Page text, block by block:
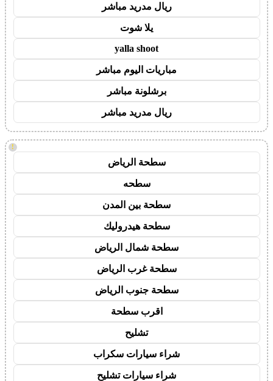
ريال مدريد مباشر
يلا شوت
yalla shoot
مباريات اليوم مباشر
برشلونة مباشر
ريال مدريد مباشر
!
سطحة الرياض
سطحه
سطحة بين المدن
سطحة هيدروليك
سطحة شمال الرياض
سطحة غرب الرياض
سطحة جنوب الرياض
اقرب سطحة
تشليح
شراء سيارات سكراب
شراء سيارات تشليح